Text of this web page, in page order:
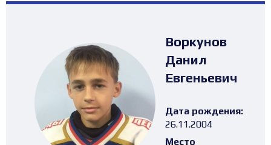
Воркунов
Данил
Евгеньевич
Дата рождения:
26.11.2004
Место